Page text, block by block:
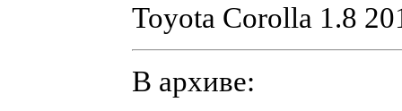
Toyota Corolla 1.8
В архиве: